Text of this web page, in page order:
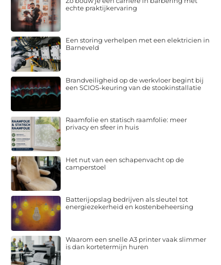
echte praktijkervaring
Een storing verhelpen met een elektricien in
Barneveld
Brandveiligheid op de werkvloer begint bij
een SCIOS-keuring van de stookinstallatie
Raamfolie en statisch raamfolie: meer
privacy en sfeer in huis
Het nut van een schapenvacht op de
camperstoel
Batterijopslag bedrijven als sleutel tot
energiezekerheid en kostenbeheersing
Waarom een snelle A3 printer vaak slimmer
is dan kortetermijn huren